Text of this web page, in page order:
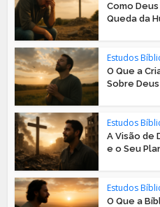
Como
Queda da
Estudos
O Que a
Sobre Deus
Estudos
A Visão de
e o Seu
Estudos
O Que a